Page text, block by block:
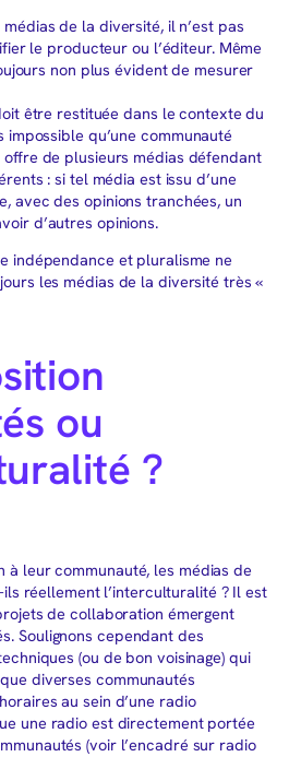
de la diversité, il n’est pas
le producteur ou l’éditeur. Même
non plus évident de mesurer
être restituée dans le contexte du
impossible qu’une communauté
offre de plusieurs médias défendant
: si tel média est issu d’une
avec des opinions tranchées, un
d’autres opinions.
indépendance et pluralisme ne
les médias de la diversité très «
ou
?
à leur communauté, les médias de
réellement l’interculturalité ? Il est
de collaboration émergent
Soulignons cependant des
(ou de bon voisinage) qui
diverses communautés
au sein d’une radio
une radio est directement portée
(voir l’encadré sur radio